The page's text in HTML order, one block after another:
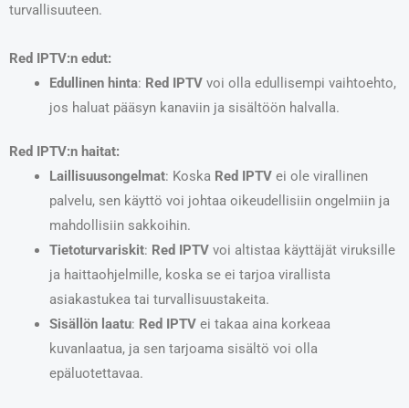
turvallisuuteen.
Red IPTV:n edut:
Edullinen hinta: Red IPTVvoi olla edullisempi vaihtoehto,
jos haluat pääsyn kanaviin ja sisältöön halvalla.
Red IPTV:n haitat:
Laillisuusongelmat: Koska Red IPTVei ole virallinen
palvelu, sen käyttö voi johtaa oikeudellisiin ongelmiin ja
mahdollisiin sakkoihin.
Tietoturvariskit: Red IPTVvoi altistaa käyttäjät viruksille
ja haittaohjelmille, koska se ei tarjoa virallista
asiakastukea tai turvallisuustakeita.
Sisällön laatu: Red IPTVei takaa aina korkeaa
kuvanlaatua, ja sen tarjoama sisältö voi olla
epäluotettavaa.